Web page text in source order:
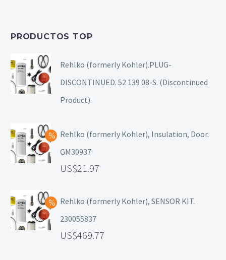
PRODUCTOS TOP
Rehlko (formerly Kohler).PLUG-
DISCONTINUED. 52 139 08-S. (Discontinued
Product).
Rehlko (formerly Kohler), Insulation, Door.
GM30937
21.97
Rehlko (formerly Kohler), SENSOR KIT.
230055837
469.77